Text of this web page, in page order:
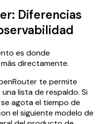
Diferencias
es donde
directamente.
te permite
lista de respaldo. Si
agota el tiempo de
el siguiente modelo de